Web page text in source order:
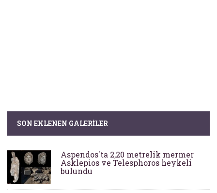
SON EKLENEN GALERILER
Aspendos'ta 2,20 metrelik mermer
Asklepios ve Telesphoros heykeli
bulundu